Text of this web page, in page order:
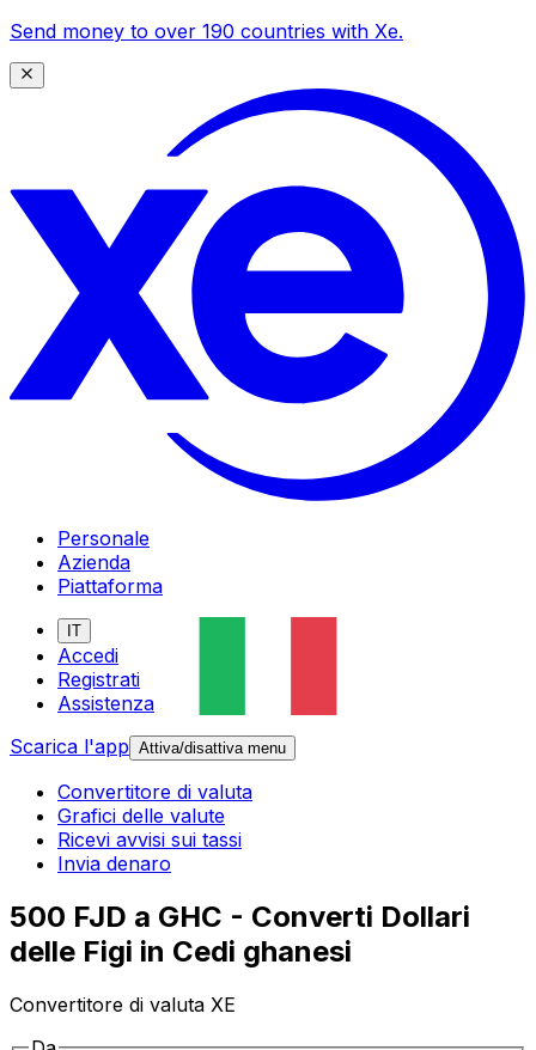
Send money to over 190 countries with Xe.
Personale
Azienda
Piattaforma
IT
Accedi
Registrati
Assistenza
Scarica l'app Attiva/disattiva menu
Convertitore di valuta
Grafici delle valute
Ricevi avvisi sui tassi
Invia denaro
500 FJD a GHC - Converti Dollari
delle Figi in Cedi ghanesi
Convertitore di valuta XE